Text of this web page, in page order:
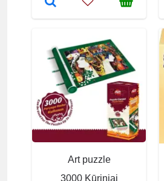
Art puzzle
3000 Kūriniai